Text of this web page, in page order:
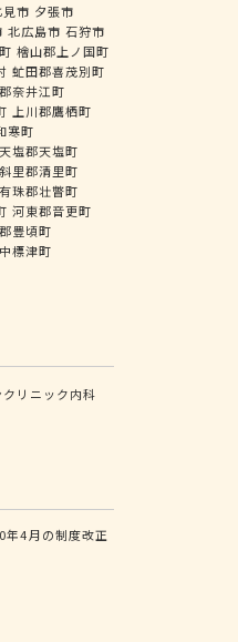
見市 夕張市
北広島市 石狩市
檜山郡上ノ国町
虻田郡喜茂別町
奈井江町
上川郡鷹栖町
寒町
天塩郡天塩町
斜里郡清里町
有珠郡壮瞥町
河東郡音更町
豊頃町
標津町
リニック内科
年4月の制度改正